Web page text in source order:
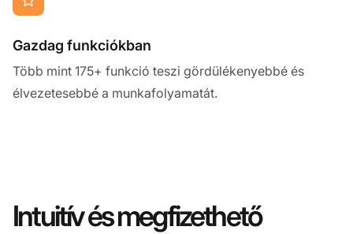
Gazdag funkciókban
Több mint 175+ funkció teszi gördülékenyebbé és
élvezetesebbé a munkafolyamatát.
Intuitív és megfizethető